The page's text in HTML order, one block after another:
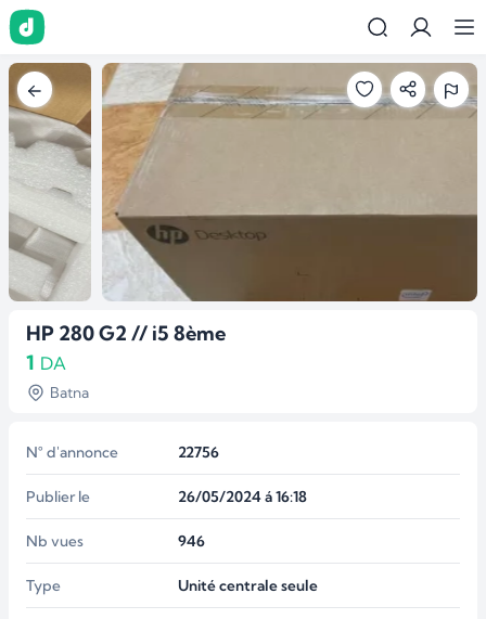
HP 280 G2 // i5 8ème
1 DA
Batna
N° d'annonce 22756
Publier le 26/05/2024 á 16:18
Nb vues 946
Type Unité centrale seule